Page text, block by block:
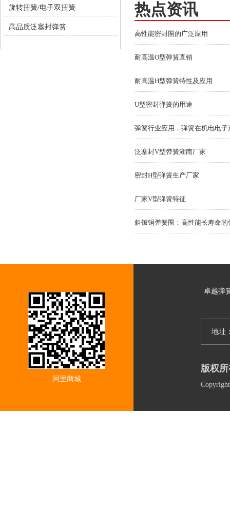
旋转扭簧/电子双扭簧
高品质泛塞封弹簧
热点资讯
高性能密封圈的广泛应用
耐高温O型弹簧直销
耐高温H型弹簧特性及应用
U型密封弹簧的用途
弹簧行业应用，弹簧在机电电子
泛塞封V型弹簧湖南厂家
密封H型弹簧生产厂家
厂家V型弹簧特征
斜铍铜弹簧圈：高性能长寿命的
阿里商城
卓越弹
地址
版权